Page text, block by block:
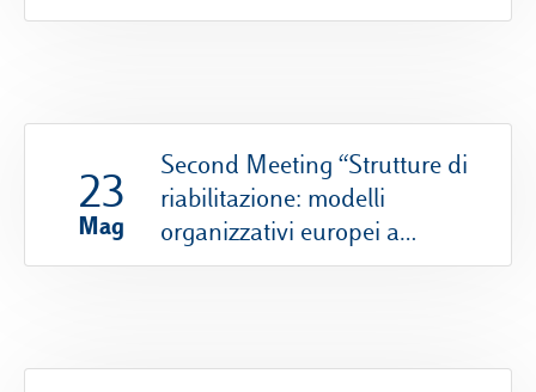
23
Mag
Second Meeting “Strutture di
riabilitazione: modelli
organizzativi europei a
confronto”